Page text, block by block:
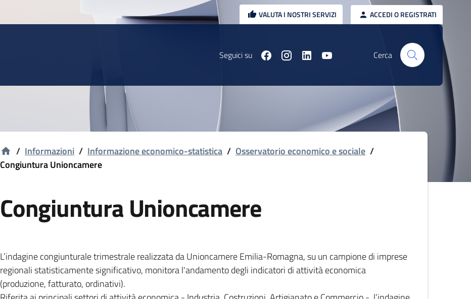
VALUTA I NOSTRI SERVIZI ACCEDI O REGISTRATI
Seguici su Cerca
/ Informazioni / Informazione economico-statistica / Osservatorio economico e sociale /
Congiuntura Unioncamere
Congiuntura Unioncamere
L’indagine congiunturale trimestrale realizzata da Unioncamere Emilia-Romagna, su un campione di imprese
regionali statisticamente significativo, monitora l'andamento degli indicatori di attività economica
(produzione, fatturato, ordinativi).